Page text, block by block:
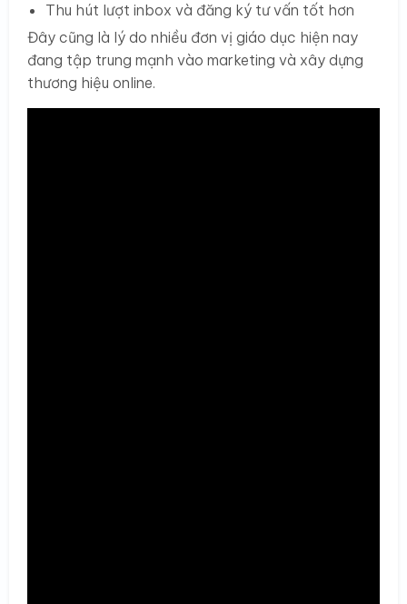
Thu hút lượt inbox và đăng ký tư vấn tốt hơn
Đây cũng là lý do nhiều đơn vị giáo dục hiện nay
đang tập trung mạnh vào marketing và xây dựng
thương hiệu online.